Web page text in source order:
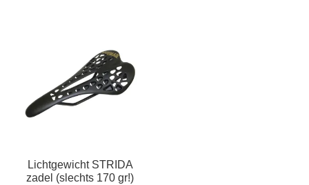
Lichtgewicht STRIDA
zadel (slechts 170 gr!)